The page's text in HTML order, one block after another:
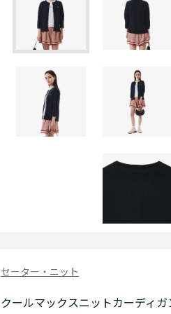
セーター・ニット
クールマックスニットカーディガ